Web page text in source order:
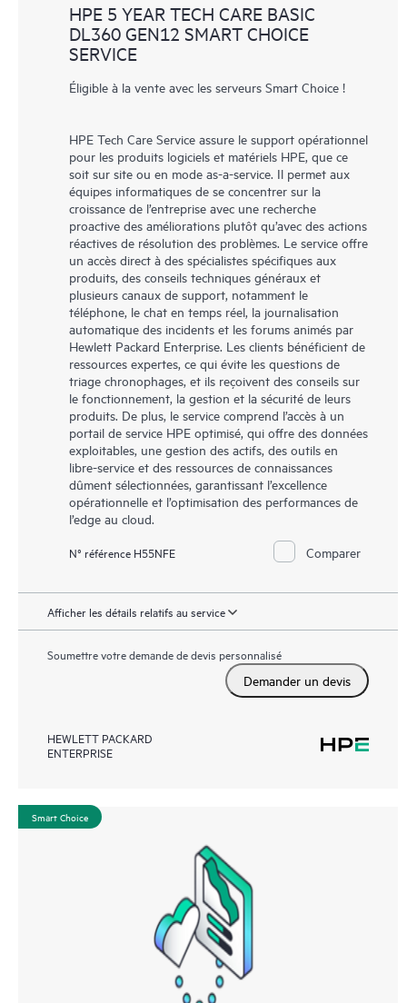
HPE 5 YEAR TECH CARE BASIC
DL360 GEN12 SMART CHOICE
SERVICE
Éligible à la vente avec les serveurs Smart Choice !
HPE Tech Care Service assure le support opérationnel
pour les produits logiciels et matériels HPE, que ce
soit sur site ou en mode as-a-service. Il permet aux
équipes informatiques de se concentrer sur la
croissance de l’entreprise avec une recherche
proactive des améliorations plutôt qu’avec des actions
réactives de résolution des problèmes. Le service offre
un accès direct à des spécialistes spécifiques aux
produits, des conseils techniques généraux et
plusieurs canaux de support, notamment le
téléphone, le chat en temps réel, la journalisation
automatique des incidents et les forums animés par
Hewlett Packard Enterprise. Les clients bénéficient de
ressources expertes, ce qui évite les questions de
triage chronophages, et ils reçoivent des conseils sur
le fonctionnement, la gestion et la sécurité de leurs
produits. De plus, le service comprend l’accès à un
portail de service HPE optimisé, qui offre des données
exploitables, une gestion des actifs, des outils en
libre-service et des ressources de connaissances
dûment sélectionnées, garantissant l’excellence
opérationnelle et l’optimisation des performances de
l’edge au cloud.
N° référence H55NFE Comparer
Afficher les détails relatifs au service
Soumettre votre demande de devis personnalisé
Demander un devis
HEWLETT PACKARD
ENTERPRISE
Smart Choice